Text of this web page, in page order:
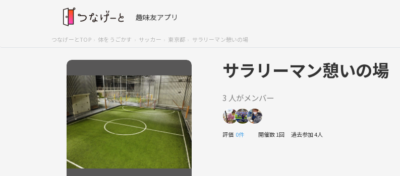
趣味友アプリ
つなげーとTOP 体をうごかす サッカー 東京都 サラリーマン憩いの場
サラリーマン憩いの場
3 人がメンバー
評価 0件 開催数 1回 過去参加 4人